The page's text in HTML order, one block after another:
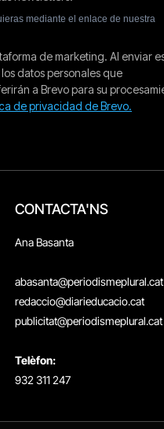
CONTACTA'NS
Ana Basanta
abasanta@periodismeplural.cat
redaccio@diarieducacio.cat
publicitat@periodismeplural.cat
Telèfon:
932 311 247